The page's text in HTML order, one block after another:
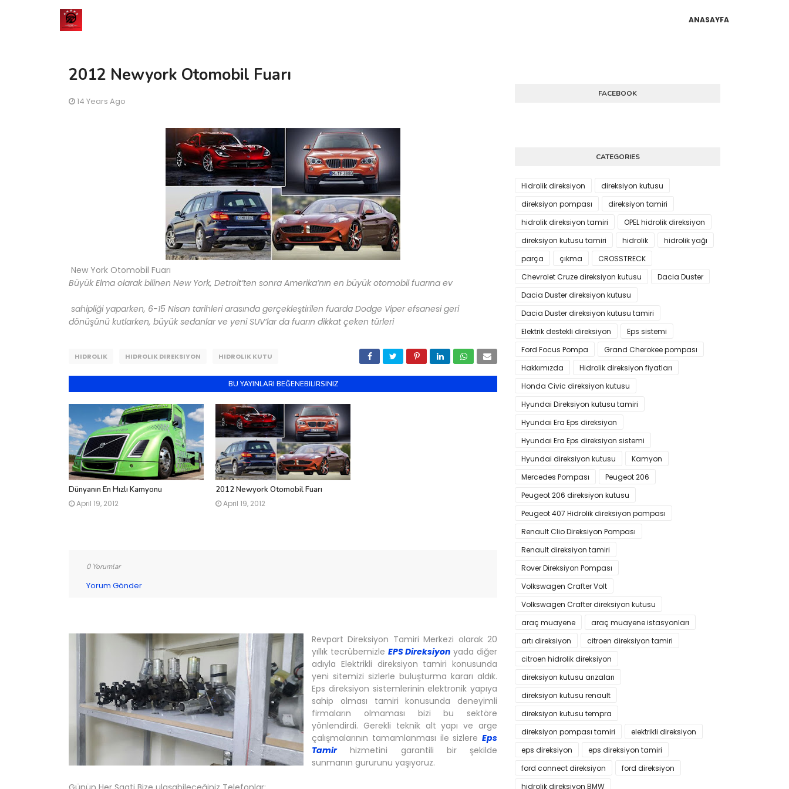
ANASAYFA
2012 Newyork Otomobil Fuarı
14 Years Ago
New York Otomobil Fuarı
Büyük Elma olarak bilinen New York, Detroit’ten sonra Amerika’nın en büyük otomobil fuarına ev
sahipliği yaparken, 6-15 Nisan tarihleri arasında gerçekleştirilen fuarda Dodge Viper efsanesi geri
dönüşünü kutlarken, büyük sedanlar ve yeni SUV’lar da fuarın dikkat çeken türleri
HIDROLIK HIDROLIK DIREKSIYON HIDROLIK KUTU
BU YAYINLARI BEĞENEBILIRSINIZ
Dünyanın En Hızlı Kamyonu
April 19, 2012
2012 Newyork Otomobil Fuarı
April 19, 2012
0 Yorumlar
Yorum Gönder
Revpart Direksiyon Tamiri Merkezi olarak 20
yıllık tecrübemizle EPS Direksiyon yada diğer
adıyla Elektrikli direksiyon tamiri konusunda
yeni sitemizi sizlerle buluşturma kararı aldık.
Eps direksiyon sistemlerinin elektronik yapıya
sahip olması tamiri konusunda deneyimli
firmaların olmaması bizi bu sektöre
yönlendirdi. Gerekli teknik alt yapı ve arge
çalışmalarının tamamlanması ile sizlere Eps
Tamirhizmetini garantili bir şekilde
sunmanın gururunu yaşıyoruz.
FACEBOOK
CATEGORIES
Hidrolik direksiyon
direksiyon kutusu
direksiyon pompası
direksiyon tamiri
hidrolik direksiyon tamiri
OPEL hidrolik direksiyon
direksiyon kutusu tamiri
hidrolik
hidrolik yağı
parça
çıkma
CROSSTRECK
Chevrolet Cruze direksiyon kutusu
Dacia Duster
Dacia Duster direksiyon kutusu
Dacia Duster direksiyon kutusu tamiri
Elektrik destekli direksiyon
Eps sistemi
Ford Focus Pompa
Grand Cherokee pompası
Hakkımızda
Hidrolik direksiyon fiyatları
Honda Civic direksiyon kutusu
Hyundai Direksiyon kutusu tamiri
Hyundai Era Eps direksiyon
Hyundai Era Eps direksiyon sistemi
Hyundai direksiyon kutusu
Kamyon
Mercedes Pompası
Peugeot 206
Peugeot 206 direksiyon kutusu
Peugeot 407 Hidrolik direksiyon pompası
Renault Clio Direksiyon Pompası
Renault direksiyon tamiri
Rover Direksiyon Pompası
Volkswagen Crafter Volt
Volkswagen Crafter direksiyon kutusu
araç muayene
araç muayene istasyonları
artı direksiyon
citroen direksiyon tamiri
citroen hidrolik direksiyon
direksiyon kutusu arızaları
direksiyon kutusu renault
direksiyon kutusu tempra
direksiyon pompası tamiri
elektrikli direksiyon
eps direksiyon
eps direksiyon tamiri
ford connect direksiyon
ford direksiyon
hidrolik direksiyon BMW